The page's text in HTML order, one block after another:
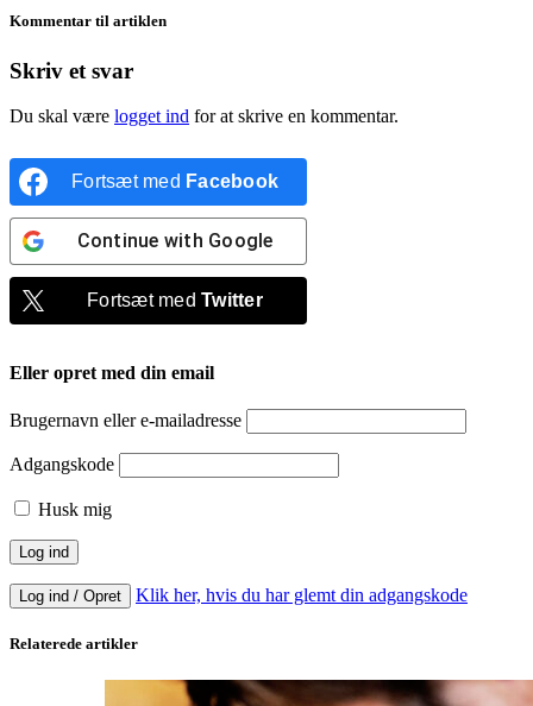
Kommentar til artiklen
Skriv et svar
Du skal være logget ind for at skrive en kommentar.
Fortsæt med Facebook
Continue with Google
Fortsæt medTwitter
Eller opret med din email
Brugernavn eller e-mailadresse
Adgangskode
Husk mig
Log ind / Opret Klik her, hvis du har glemt din adgangskode
Relaterede artikler